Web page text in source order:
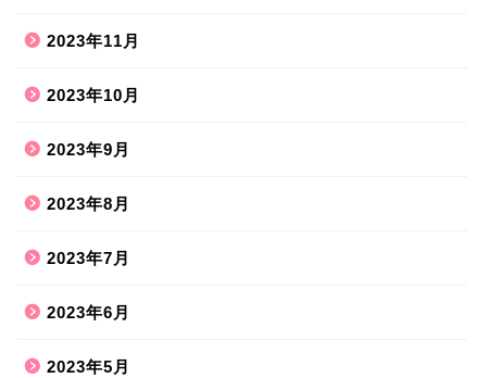
2023年11月
2023年10月
2023年9月
2023年8月
2023年7月
2023年6月
2023年5月